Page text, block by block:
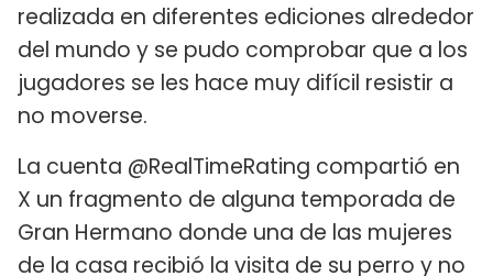
realizada en diferentes ediciones alrededor
del mundo y se pudo comprobar que a los
jugadores se les hace muy difícil resistir a
no moverse.
La cuenta @RealTimeRating compartió en
X un fragmento de alguna temporada de
Gran Hermano donde una de las mujeres
de la casa recibió la visita de su perro y no